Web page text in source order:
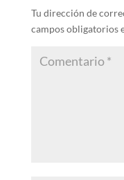
Tu dirección de
campos obligatorios